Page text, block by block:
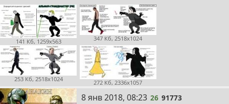
141 Кб, 1259x563 347 Кб, 2518x1024
253 Кб, 2518x1024 272 Кб, 2336x1057
26
8 янв 2018, 08:23 26 91773